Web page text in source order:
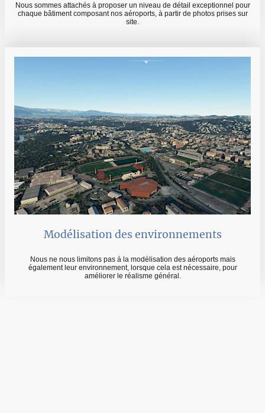
Nous sommes attachés à proposer un niveau de détail exceptionnel pour
chaque bâtiment composant nos aéroports, à partir de photos prises sur
site.
Modélisation des environnements
Nous ne nous limitons pas à la modélisation des aéroports mais
également leur environnement, lorsque cela est nécessaire, pour
améliorer le réalisme général.